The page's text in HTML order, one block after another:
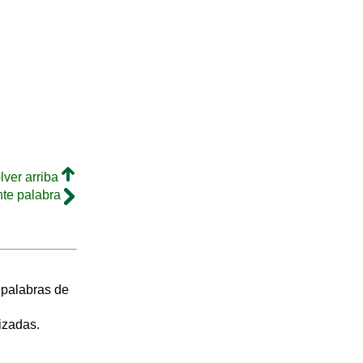
arriba
palabra
de